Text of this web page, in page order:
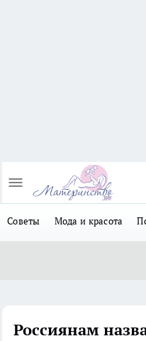
Советы Мода и красота
Россиянам